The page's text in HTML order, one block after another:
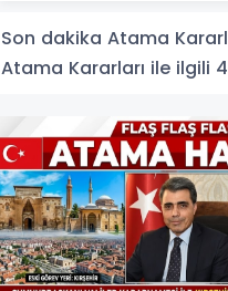
Son dakika Atama
Atama Kararları ile ilgili